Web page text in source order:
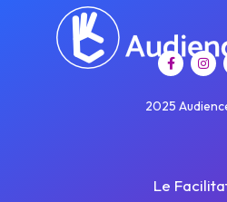
2025
Le